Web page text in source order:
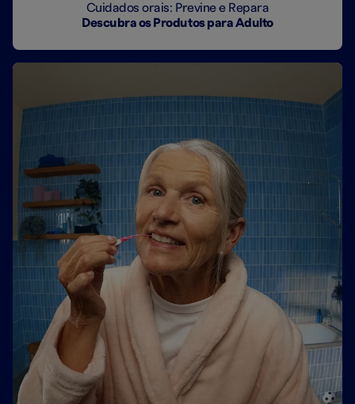
Cuidados orais: Previne e Repara
Descubra os Produtos para Adulto